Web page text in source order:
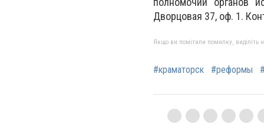
Дворцовая 37, оф. 1.
Якщо ви помітили помилку, виділіть
#краматорск #реформы